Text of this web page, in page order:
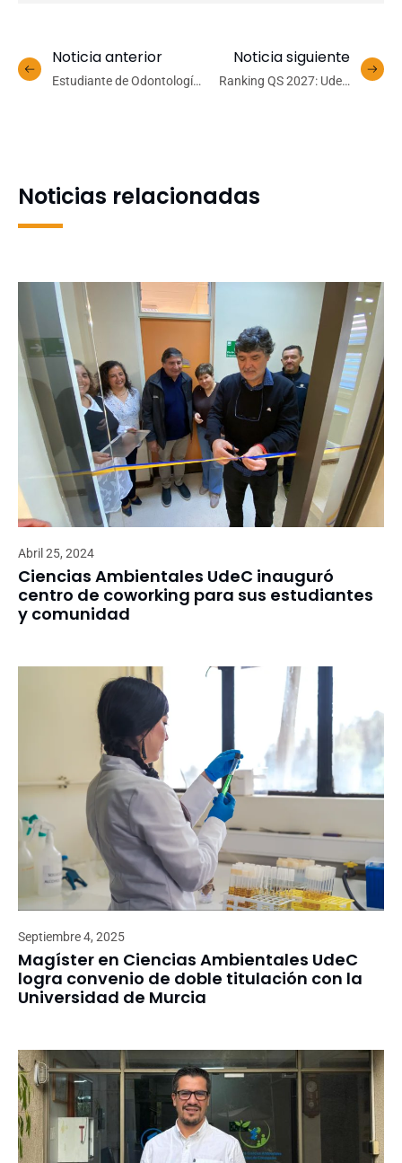
Noticia anterior
Estudiante de Odontología
Noticia siguiente
Ranking QS 2027: UdeC
Noticias relacionadas
Abril 25, 2024
Ciencias Ambientales UdeC inauguró
centro de coworking para sus estudiantes
y comunidad
Septiembre 4, 2025
Magíster en Ciencias Ambientales UdeC
logra convenio de doble titulación con la
Universidad de Murcia